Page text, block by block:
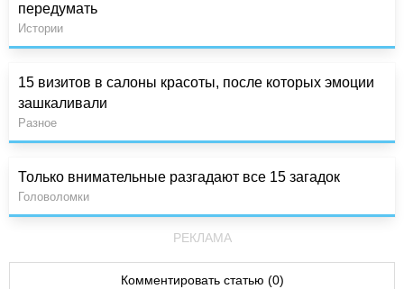
передумать
Истории
15 визитов в салоны красоты, после которых эмоции
зашкаливали
Разное
Только внимательные разгадают все 15 загадок
Головоломки
РЕКЛАМА
Комментировать статью (0)